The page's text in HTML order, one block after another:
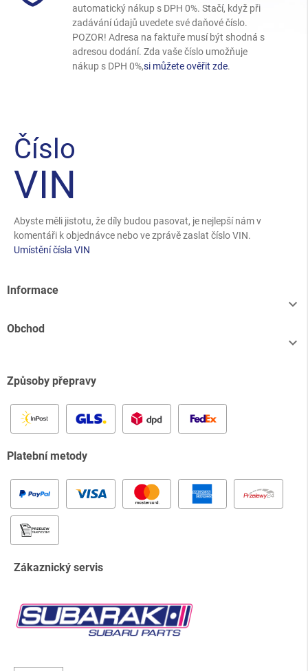
automatický nákup s DPH 0%. Stačí, když při
zadávání údajů uvedete své daňové číslo.
POZOR! Adresa na faktuře musí být shodná s
adresou dodání. Zda vaše číslo umožňuje
nákup s DPH 0%,si můžete ověřit zde.
Číslo
VIN
Abyste měli jistotu, že díly budou pasovat, je nejlepší nám v
komentáři k objednávce nebo ve zprávě zaslat číslo VIN.
Umístění čísla VIN
Informace

Obchod

Způsoby přepravy
Platební metody
Zákaznický servis